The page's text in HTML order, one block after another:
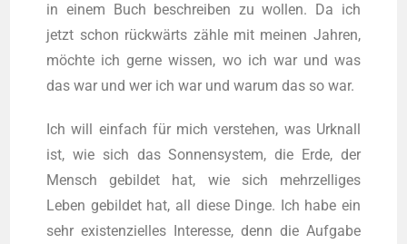
in einem Buch beschrei­ben zu wol­len. Da ich
jetzt schon rück­wärts zäh­le mit mei­nen Jah­ren,
möch­te ich ger­ne wis­sen, wo ich war und was
das war und wer ich war und war­um das so war.
Ich will ein­fach für mich ver­ste­hen, was Urknall
ist, wie sich das Son­nen­sys­tem, die Erde, der
Mensch gebil­det hat, wie sich mehr­zel­li­ges
Leben gebil­det hat, all die­se Din­ge. Ich habe ein
sehr exis­ten­zi­el­les Inter­es­se, denn die Auf­ga­be